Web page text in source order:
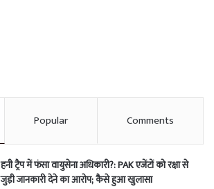
Popular Comments
हनी ट्रैप में फंसा वायुसेना अधिकारी?: PAK एजेंटों को रक्षा से
जुड़ी जानकारी देने का आरोप; कैसे हुआ खुलासा